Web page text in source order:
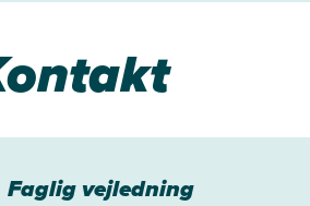
Faglig vejledning